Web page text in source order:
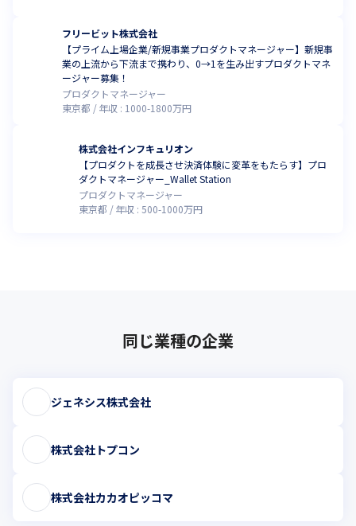
フリービット株式会社
【プライム上場企業/新規事業プロダクトマネージャー】新規事
業の上流から下流まで携わり、0→1を生み出すプロダクトマネ
ージャー募集！
プロダクトマネージャー
東京都
年収 : 1000-1800万円
株式会社インフキュリオン
【プロダクトを成長させ決済体験に変革をもたらす】プロ
ダクトマネージャー_Wallet Station
プロダクトマネージャー
東京都
年収 :500-1000万円
同じ業種の企業
ジェネシス株式会社
株式会社トプコン
株式会社カカオピッコマ